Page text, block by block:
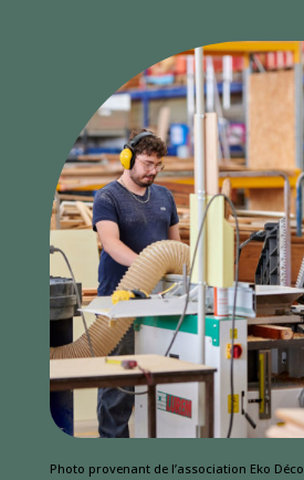
Photo provenant de l’association Eko Déco